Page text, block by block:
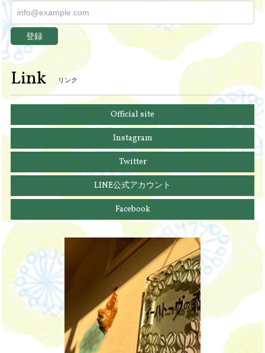
登録
Link リンク
Official site
Instagram
Twitter
LINE公式アカウント
Facebook